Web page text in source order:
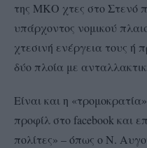
της ΜΚΟ χτες στο Στενό
υπάρχοντος νομικού
χτεσινή ενέργεια τους ή
δύο πλοία με
Είναι και η
προφίλ στο facebook και
πολίτες» – όπως ο Ν.